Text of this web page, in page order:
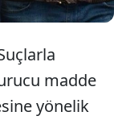
madde
yönelik